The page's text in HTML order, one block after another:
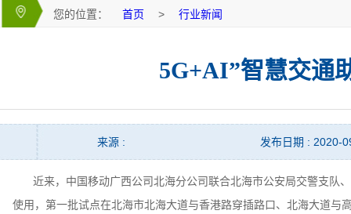
您的位置： 首页 > 行业新闻
5G+AI”智慧交通
来源 : 发布日期 : 2020-
近来，中国移动广西公司北海分公司联合北海市公安局交警支队
使用，第一批试点在北海市北海大道与香港路穿插路口、北海大道与